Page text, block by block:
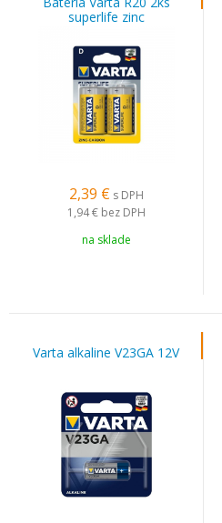
superlife zinc
2,39 € s DPH
1,94 € bez DPH
na sklade
Varta alkaline V23GA 12V